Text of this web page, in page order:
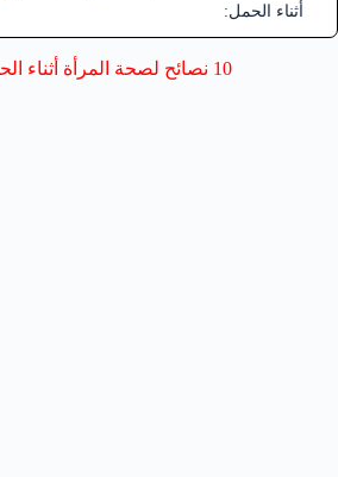
أثناء الحمل:
10 نصائح لصحة المرأة أثناء الحمل